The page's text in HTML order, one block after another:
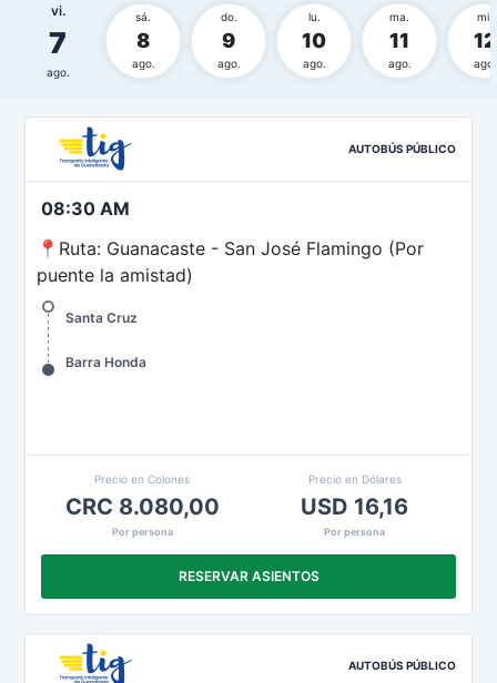
vi.
7
ago.
sá.
8
ago.
do.
9
ago.
lu.
10
ago.
ma.
11
ago.
mi.
12
ago.
AUTOBÚS PÚBLICO
08:30 AM
📍Ruta: Guanacaste - San José Flamingo (Por
puente la amistad)
Santa Cruz
Barra Honda
Precio en Colones
CRC 8.080,00
Por persona
Precio en Dólares
USD 16,16
Por persona
RESERVAR ASIENTOS
AUTOBÚS PÚBLICO